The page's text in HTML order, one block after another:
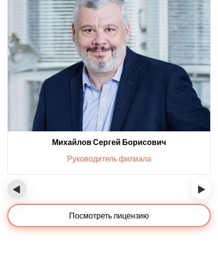
Михайлов Сергей Борисович
Руководитель филиала
‹ ›
Посмотреть лицензию